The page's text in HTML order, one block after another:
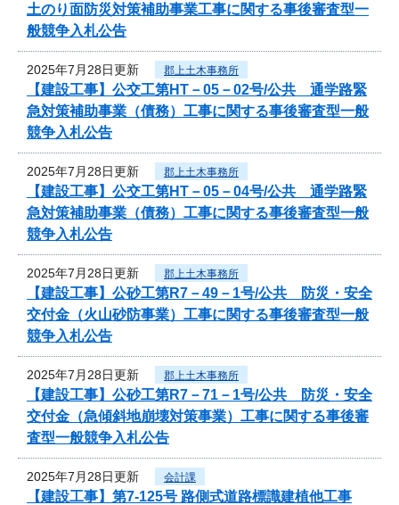
土のり面防災対策補助事業工事に関する事後審査型一
般競争入札公告
2025年7月28日更新 郡上土木事務所
【建設工事】公交工第HT－05－02号/公共 通学路緊
急対策補助事業（債務）工事に関する事後審査型一般
競争入札公告
2025年7月28日更新 郡上土木事務所
【建設工事】公交工第HT－05－04号/公共 通学路緊
急対策補助事業（債務）工事に関する事後審査型一般
競争入札公告
2025年7月28日更新 郡上土木事務所
【建設工事】公砂工第R7－49－1号/公共 防災・安全
交付金（火山砂防事業）工事に関する事後審査型一般
競争入札公告
2025年7月28日更新 郡上土木事務所
【建設工事】公砂工第R7－71－1号/公共 防災・安全
交付金（急傾斜地崩壊対策事業）工事に関する事後審
査型一般競争入札公告
2025年7月28日更新 会計課
【建設工事】第7-125号 路側式道路標識建植他工事